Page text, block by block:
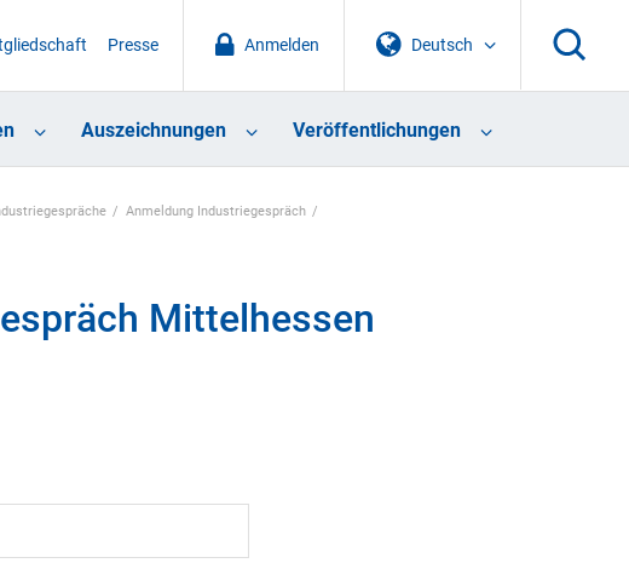
Deutsch
Anmelden
Presse
Auszeichnungen Veröffentlichungen
Anmeldung Industriegespräch
Mittelhessen